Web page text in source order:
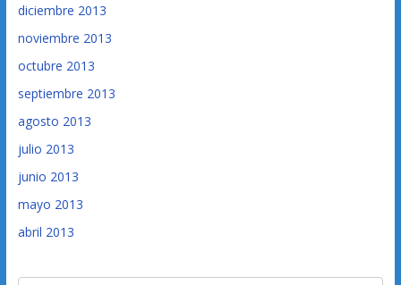
diciembre 2013
noviembre 2013
octubre 2013
septiembre 2013
agosto 2013
julio 2013
junio 2013
mayo 2013
abril 2013